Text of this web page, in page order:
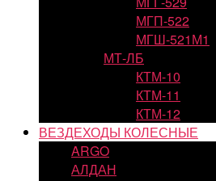
МГП-522
МГШ-521М1
МТ-ЛБ
КТМ-10
КТМ-11
КТМ-12
ВЕЗДЕХОДЫ КОЛЕСНЫЕ
ARGO
АЛДАН